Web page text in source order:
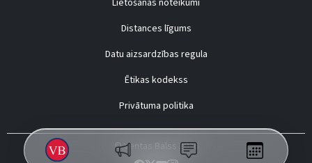
Lietošanas noteikumi
Distances līgums
Datu aizsardzības regula
Ētikas kodekss
Privātuma politika
© Ventas Balss 2026